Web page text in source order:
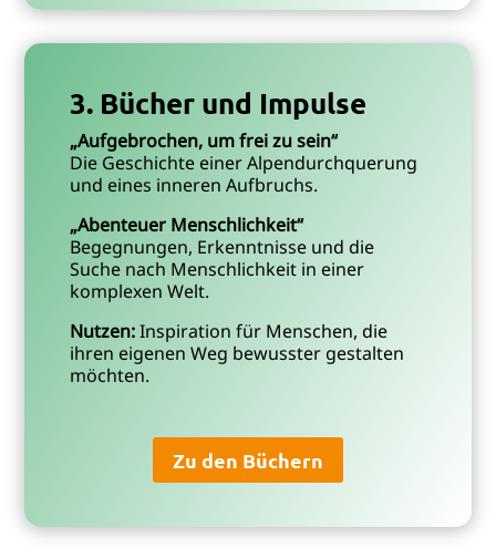
3. Bücher und Impulse
„Aufgebrochen, um frei zu sein“
Die Geschichte einer Alpendurchquerung
und eines inneren Aufbruchs.
„Abenteuer Menschlichkeit“
Begegnungen, Erkenntnisse und die
Suche nach Menschlichkeit in einer
komplexen Welt.
Nutzen:Inspiration für Menschen, die
ihren eigenen Weg bewusster gestalten
möchten.
Zu den Büchern